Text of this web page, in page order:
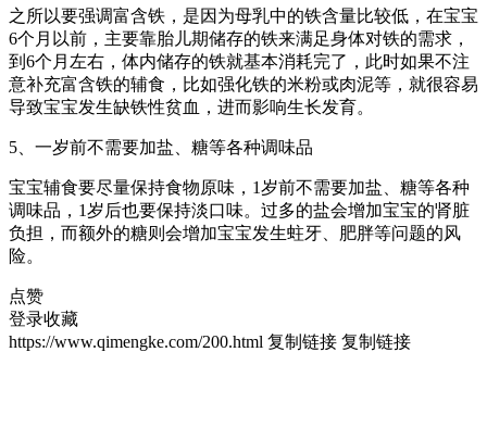
之所以要强调富含铁，是因为母乳中的铁含量比较低，在宝宝
6个月以前，主要靠胎儿期储存的铁来满足身体对铁的需求，
到6个月左右，体内储存的铁就基本消耗完了，此时如果不注
意补充富含铁的辅食，比如强化铁的米粉或肉泥等，就很容易
导致宝宝发生缺铁性贫血，进而影响生长发育。
5、一岁前不需要加盐、糖等各种调味品
宝宝辅食要尽量保持食物原味，1岁前不需要加盐、糖等各种
调味品，1岁后也要保持淡口味。过多的盐会增加宝宝的肾脏
负担，而额外的糖则会增加宝宝发生蛀牙、肥胖等问题的风
险。
点赞
登录收藏
https://www.qimengke.com/200.html 复制链接 复制链接